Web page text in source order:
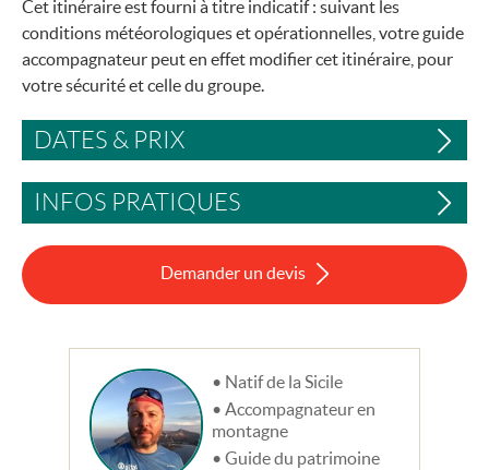
Cet itinéraire est fourni à titre indicatif : suivant les
conditions météorologiques et opérationnelles, votre guide
accompagnateur peut en effet modifier cet itinéraire, pour
votre sécurité et celle du groupe.
DATES & PRIX
INFOS PRATIQUES
Demander un devis
Natif de la Sicile
Accompagnateur en
montagne
Guide du patrimoine